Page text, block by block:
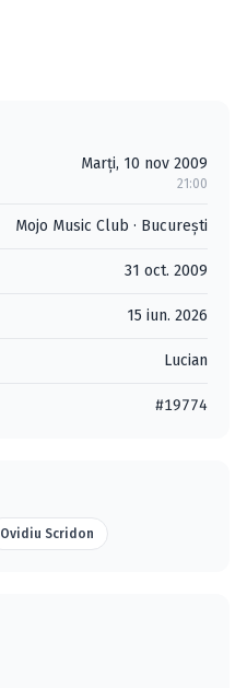
Marți, 10 nov 2009
21:00
Mojo Music Club · Bucureşti
31 oct. 2009
15 iun. 2026
Lucian
#19774
Ovidiu Scridon